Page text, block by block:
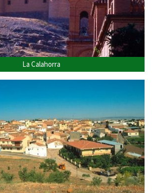
La Calahorra